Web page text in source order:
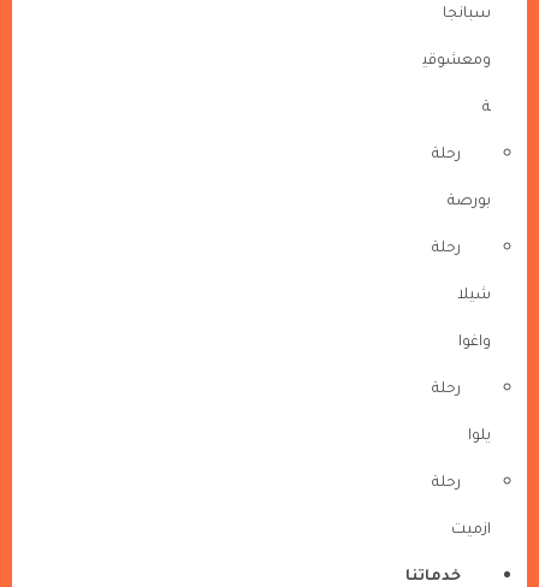
سبانجا
ومعشوقي
ة
رحلة
بورصة
رحلة
شيلا
واغوا
رحلة
يلوا
رحلة
ازميت
خدماتنا